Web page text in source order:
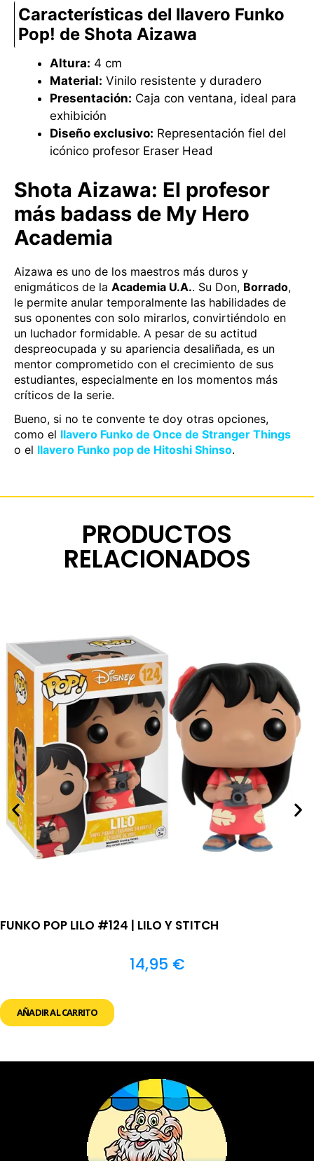
Características del llavero Funko
Pop! de Shota Aizawa
Altura: 4 cm
Material: Vinilo resistente y duradero
Presentación: Caja con ventana, ideal para
exhibición
Diseño exclusivo: Representación fiel del
icónico profesor Eraser Head
Shota Aizawa: El profesor
más badass de My Hero
Academia
Aizawa es uno de los maestros más duros y
enigmáticos de la Academia U.A.. Su Don, Borrado,
le permite anular temporalmente las habilidades de
sus oponentes con solo mirarlos, convirtiéndolo en
un luchador formidable. A pesar de su actitud
despreocupada y su apariencia desaliñada, es un
mentor comprometido con el crecimiento de sus
estudiantes, especialmente en los momentos más
críticos de la serie.
Bueno, si no te convente te doy otras opciones,
como el llavero Funko de Once de Stranger Things
o el llavero Funko pop de Hitoshi Shinso.
PRODUCTOS
RELACIONADOS
FUNKO POP LILO #124 | LILO Y STITCH
14,95 €
AÑADIR AL CARRITO